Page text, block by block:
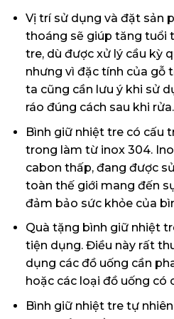
Vị trí sử dụng và đặt sản
thoáng sẽ giúp tăng tuổi
tre, dù được xử lý cầu kỳ
nhưng vì đặc tính của gỗ
ta cũng cần lưu ý khi sử
ráo đúng cách sau khi rửa.
Bình giữ nhiệt tre có cấu
trong làm từ inox 304.
cabon thấp, đang được
toàn thế giới mang đến
đảm bảo sức khỏe của
Quà tặng bình giữ nhiệt
tiện dụng. Điều này rất
dụng các đồ uống cần
hoặc các loại đồ uống có
Bình giữ nhiệt tre tự